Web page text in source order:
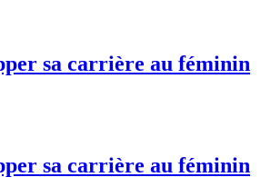
sa carrière au féminin
sa carrière au féminin